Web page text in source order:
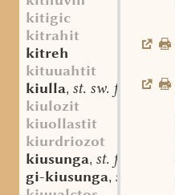
kitigic
kitrahit
kitreh
kituuahtit
kiulla, st. sw. f.
kiulozit
kiuollastit
kiurdriozot
kiusunga, st. f.
gi-kiusunga, st. f.